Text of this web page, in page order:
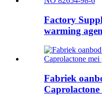
Factory
warming
Fabriek
Caprolactone